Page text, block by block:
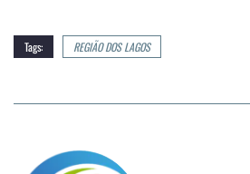
Tags: REGIÃO DOS LAGOS